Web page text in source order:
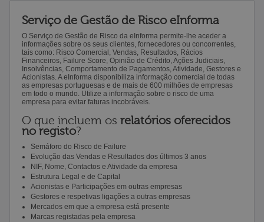
Serviço de Gestão de Risco eInforma
O Serviço de Gestão de Risco da eInforma permite-lhe aceder a
informações sobre os seus clientes, fornecedores ou concorrentes,
tais como: Risco Comercial, Vendas, Resultados, Rácios
Financeiros, Failure Score, Opinião de Crédito, Ações Judiciais,
Insolvências, Comportamento de Pagamentos, Atividade, Gestores e
Acionistas. A eInforma disponibiliza informação comercial de todas
as empresas portuguesas e de mais de 600 milhões de empresas
em todo o mundo. Utilize a informação sobre o risco de uma
empresa para evitar faturas incobráveis.
O que incluem os relatórios oferecidos
no registo?
Semáforo do Risco de Failure
Evolução das Vendas e Resultados dos últimos 3 anos
NIF, Nome, Contactos e Atividade da empresa
Estrutura Legal e de Capital
Acionistas e Participações em outras empresas
Gestores e respetivas ligações a outras empresas
Mercados em que a empresa está presente
Marcas registadas pela empresa